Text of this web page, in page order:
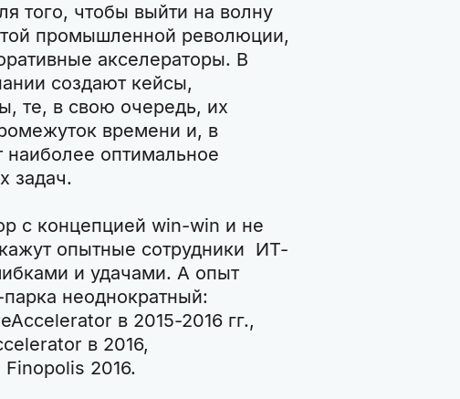
того, чтобы выйти на волну
промышленной революции,
акселераторы. В
создают кейсы,
те, в свою очередь, их
времени и, в
оптимальное
задач.
с концепцией win-win и не
опытные сотрудники ИТ-
и удачами. А опыт
неоднократный:
в 2015-2016 гг.,
в 2016,
2016.